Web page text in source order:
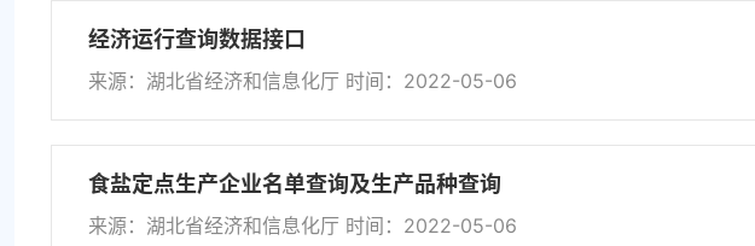
经济运行查询数据接口
来源：湖北省经济和信息化厅 时间：2022-05-06
食盐定点生产企业名单查询及生产品种查询
来源：湖北省经济和信息化厅 时间：2022-05-06